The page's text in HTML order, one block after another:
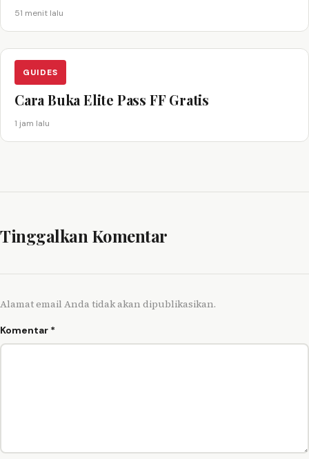
51 menit lalu
GUIDES
Cara Buka Elite Pass FF Gratis
1 jam lalu
Tinggalkan Komentar
Alamat email Anda tidak akan dipublikasikan.
Komentar *